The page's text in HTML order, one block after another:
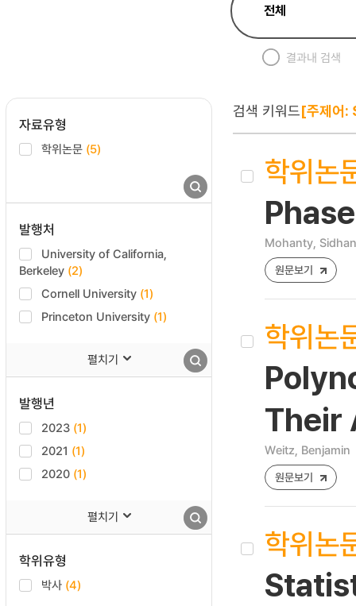
결과내 검색
자료유형
학위논문 (5)
발행처
University of California,
Berkeley (2)
Cornell University (1)
Princeton University (1)
펼치기
발행년
2023 (1)
2021 (1)
2020 (1)
펼치기
학위유형
박사 (4)
검색 키워드[주제
학위논
Mohanty,
원문보기
학위논
Their
Weitz, Benjamin
원문보기
학위논